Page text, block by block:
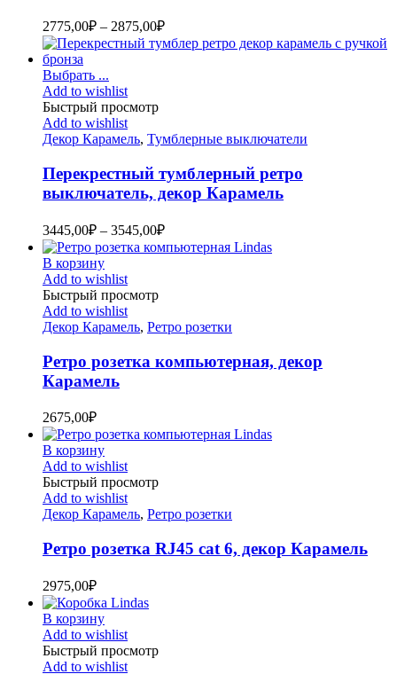
2775,00₽ – 2875,00₽
Выбрать ...
Add to wishlist
Быстрый просмотр
Add to wishlist
Декор Карамель, Тумблерные выключатели
Перекрестный тумблерный ретро
выключатель, декор Карамель
3445,00₽ – 3545,00₽
В корзину
Add to wishlist
Быстрый просмотр
Add to wishlist
Декор Карамель, Ретро розетки
Ретро розетка компьютерная, декор
Карамель
2675,00₽
В корзину
Add to wishlist
Быстрый просмотр
Add to wishlist
Декор Карамель, Ретро розетки
Ретро розетка RJ45 cat 6, декор Карамель
2975,00₽
В корзину
Add to wishlist
Быстрый просмотр
Add to wishlist